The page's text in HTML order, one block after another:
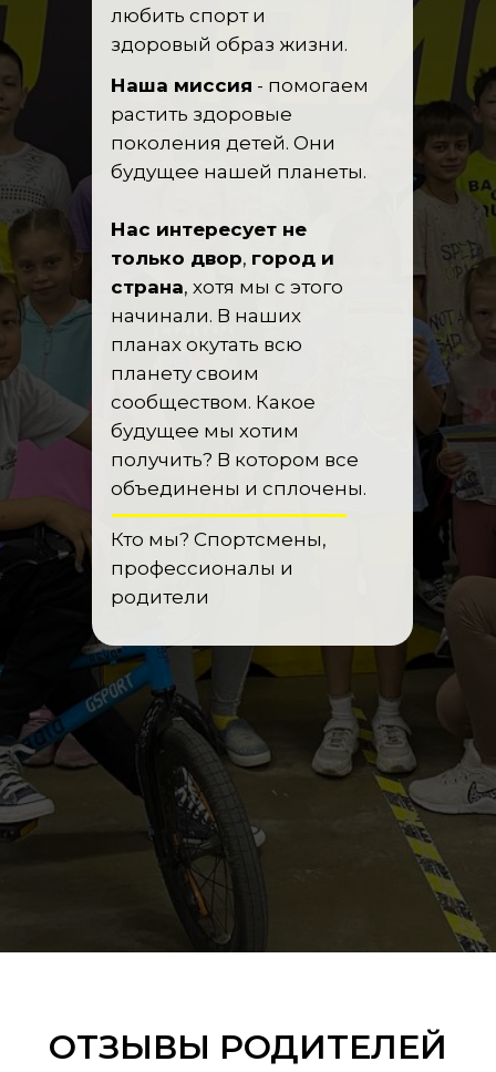
любить спорт и
здоровый образ жизни.
Кто мы? Спортсмены,
профессионалы и
родители
Наша миссия - помогаем
растить здоровые
поколения детей. Они
будущее нашей планеты.
Нас интересует не
только двор, город и
страна, хотя мы с этого
начинали. В наших
планах окутать всю
планету своим
сообществом. Какое
будущее мы хотим
получить? В котором все
объединены и сплочены.
ОТЗЫВЫ РОДИТЕЛЕЙ